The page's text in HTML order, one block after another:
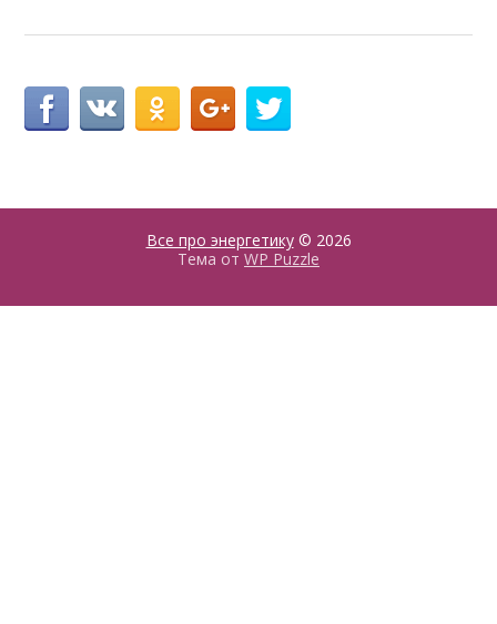
Все про энергетику© 2026
Тема от WP Puzzle